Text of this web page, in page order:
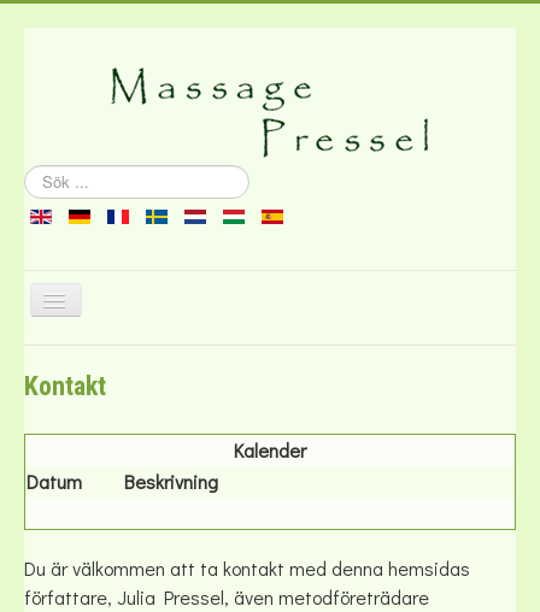
Sök
...
Visa/dölj
Litteratur
Kontakt
Kontakt
Kalender
Datum
Beskrivning
Du är välkommen att ta kontakt med denna hemsidas
författare, Julia Pressel, även metodföreträdare